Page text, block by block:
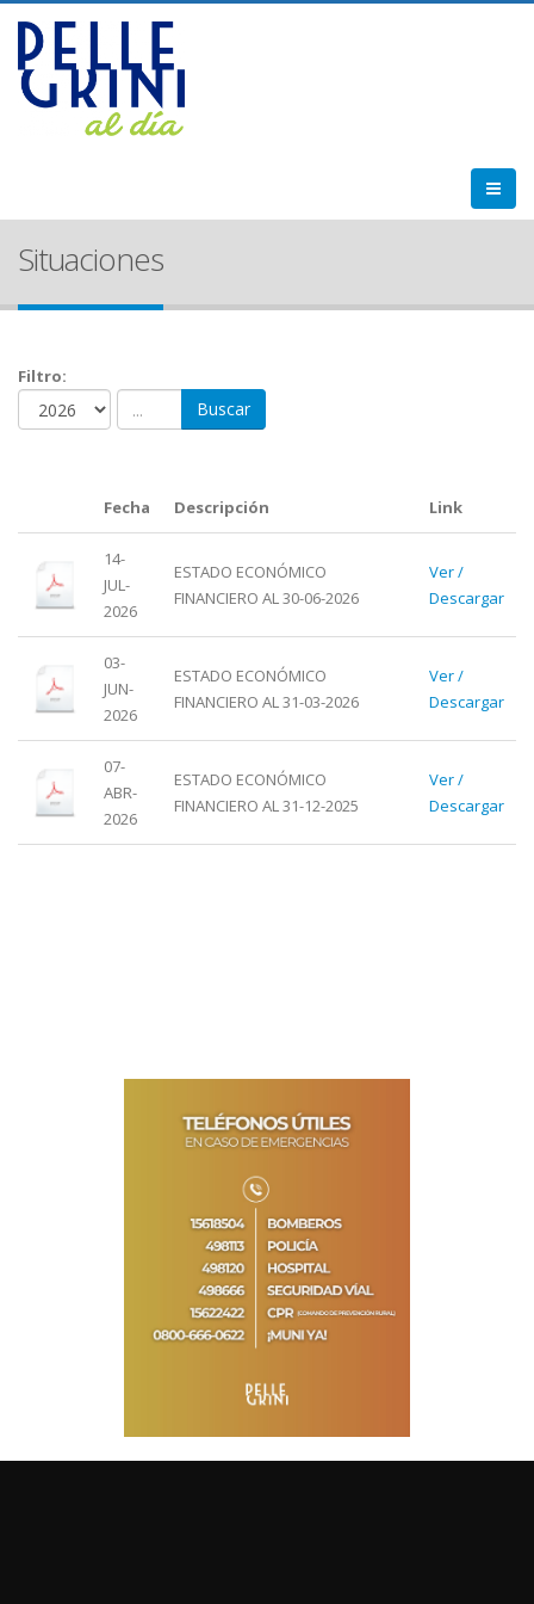
Situaciones
Filtro:
Buscar
Fecha Descripción Link
14-
JUL-
2026
ESTADO ECONÓMICO
FINANCIERO AL 30-06-2026
Ver /
Descargar
03-
JUN-
2026
ESTADO ECONÓMICO
FINANCIERO AL 31-03-2026
Ver /
Descargar
07-
ABR-
2026
ESTADO ECONÓMICO
FINANCIERO AL 31-12-2025
Ver /
Descargar